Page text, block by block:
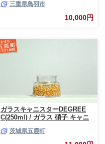
三重県鳥羽市
10,000円
ガラスキャニスターDEGREE
C(250ml) / ガラス 硝子 キャニ
耐熱 一生もの 職人 こだわり
JIDA デザインミュージアムセ
茨城県五霞町